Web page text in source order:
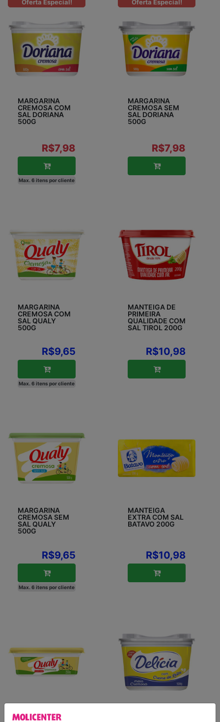
Oferta Especial!
MARGARINA
CREMOSA COM
SAL DORIANA
500G
R$7,98
Max. 6 itens por cliente
Oferta Especial!
MARGARINA
CREMOSA SEM
SAL DORIANA
500G
R$7,98
MARGARINA
CREMOSA COM
SAL QUALY
500G
R$9,65
Max. 6 itens por cliente
MANTEIGA DE
PRIMEIRA
QUALIDADE COM
SAL TIROL 200G
R$10,98
MARGARINA
CREMOSA SEM
SAL QUALY
500G
R$9,65
Max. 6 itens por cliente
MANTEIGA
EXTRA COM SAL
BATAVO 200G
R$10,98
MARGARINA